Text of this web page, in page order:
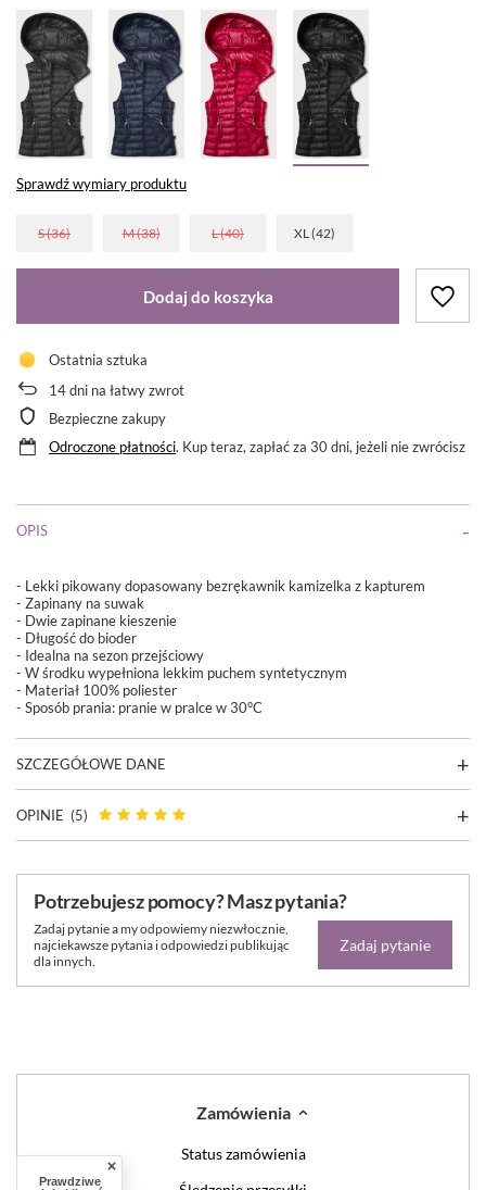
Sprawdź wymiary produktu
S (36) M (38) L (40) XL (42)
Dodaj do koszyka
Ostatnia sztuka
14dni na łatwy zwrot
Bezpieczne zakupy
Odroczone płatności. Kup teraz, zapłać za 30 dni, jeżeli nie zwrócisz
OPIS
- Lekki pikowany dopasowany bezrękawnik kamizelka z kapturem
- Zapinany na suwak
- Dwie zapinane kieszenie
- Długość do bioder
- Idealna na sezon przejściowy
- W środku wypełniona lekkim puchem syntetycznym
- Materiał 100% poliester
- Sposób prania: pranie w pralce w 30°C
SZCZEGÓŁOWE DANE
OPINIE (5)
Potrzebujesz pomocy? Masz pytania?
Zadaj pytanie a my odpowiemy niezwłocznie,
najciekawsze pytania i odpowiedzi publikując
dla innych.
Zadaj pytanie
Zamówienia
Status zamówienia
Prawdziwe